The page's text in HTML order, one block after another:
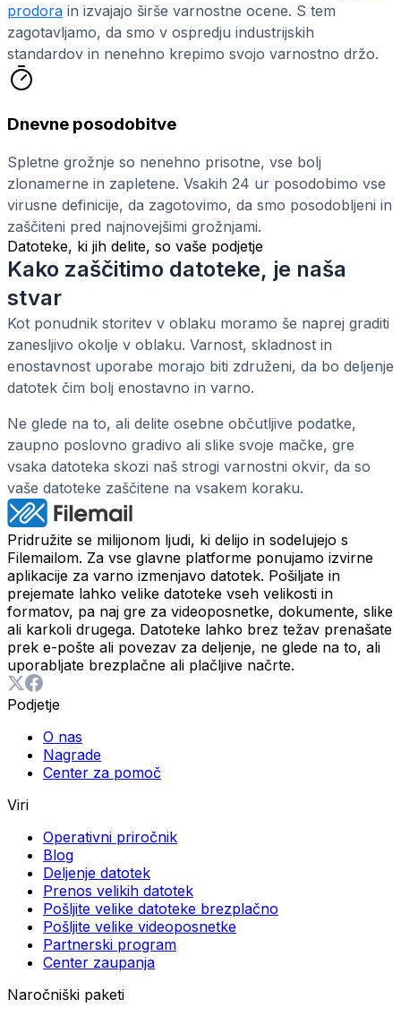
prodora in izvajajo širše varnostne ocene. S tem
zagotavljamo, da smo v ospredju industrijskih
standardov in nenehno krepimo svojo varnostno držo.
Dnevne posodobitve
Spletne grožnje so nenehno prisotne, vse bolj
zlonamerne in zapletene. Vsakih 24 ur posodobimo vse
virusne definicije, da zagotovimo, da smo posodobljeni in
zaščiteni pred najnovejšimi grožnjami.
Datoteke, ki jih delite, so vaše podjetje
Kako zaščitimo datoteke, je naša
stvar
Kot ponudnik storitev v oblaku moramo še naprej graditi
zanesljivo okolje v oblaku. Varnost, skladnost in
enostavnost uporabe morajo biti združeni, da bo deljenje
datotek čim bolj enostavno in varno.
Ne glede na to, ali delite osebne občutljive podatke,
zaupno poslovno gradivo ali slike svoje mačke, gre
vsaka datoteka skozi naš strogi varnostni okvir, da so
vaše datoteke zaščitene na vsakem koraku.
Pridružite se milijonom ljudi, ki delijo in sodelujejo s
Filemailom. Za vse glavne platforme ponujamo izvirne
aplikacije za varno izmenjavo datotek. Pošiljate in
prejemate lahko velike datoteke vseh velikosti in
formatov, pa naj gre za videoposnetke, dokumente, slike
ali karkoli drugega. Datoteke lahko brez težav prenašate
prek e-pošte ali povezav za deljenje, ne glede na to, ali
uporabljate brezplačne ali plačljive načrte.
Podjetje
O nas
Nagrade
Center za pomoč
Viri
Operativni priročnik
Blog
Deljenje datotek
Prenos velikih datotek
Pošljite velike datoteke brezplačno
Pošljite velike videoposnetke
Partnerski program
Center zaupanja
Naročniški paketi